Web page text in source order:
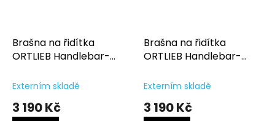
Brašna na řidítka
ORTLIEB Handlebar-
Externím skladě
3 190 Kč
Brašna na řidítka
ORTLIEB Handlebar-
Externím skladě
3 190 Kč